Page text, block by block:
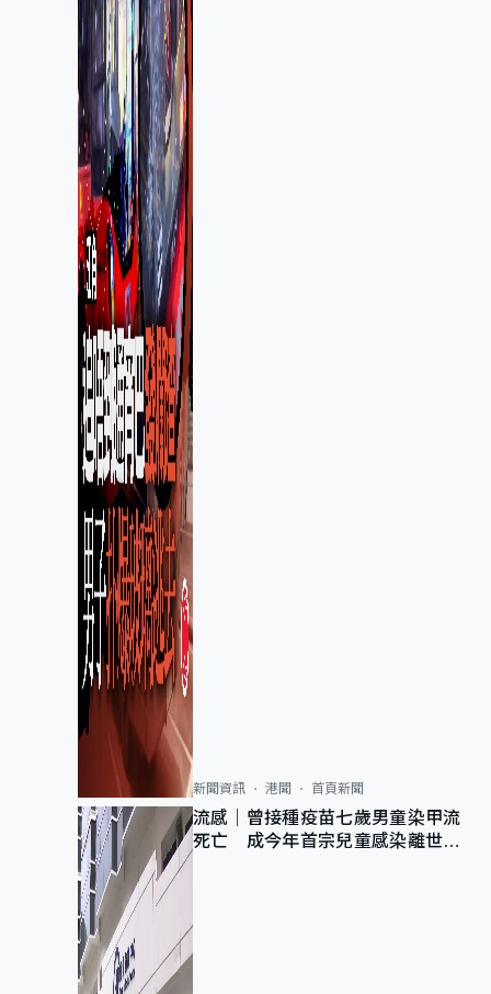
新聞資訊 港聞 首頁新聞
流感｜曾接種疫苗七歲男童染甲流
死亡 成今年首宗兒童感染離世個